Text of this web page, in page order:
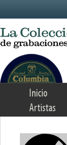
Inicio
Artistas